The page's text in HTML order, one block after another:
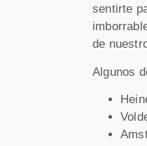
sentirte
de
Algunos